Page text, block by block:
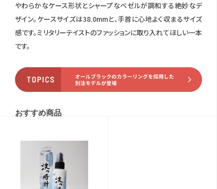
やわらかなケース形状とシャープなベゼルが調和する絶妙なデ
ザイン。ケースサイズは38.0mmと、手首に心地よく収まるサイズ
感です。ミリタリーテイストのファッションに取り入れてほしい一本
です。
おすすめ商品